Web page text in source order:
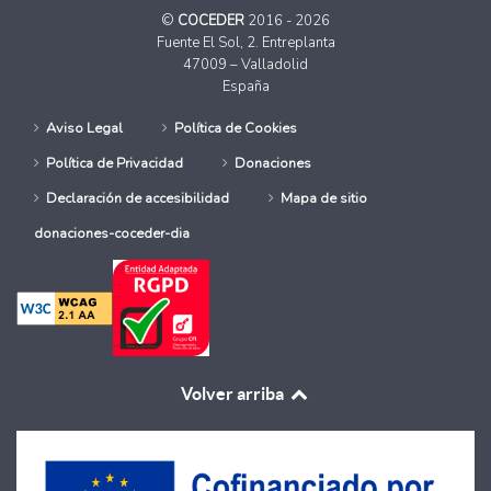
© COCEDER 2016 - 2026
Fuente El Sol, 2. Entreplanta
47009 – Valladolid
España
Aviso Legal
Política de Cookies
Política de Privacidad
Donaciones
Declaración de accesibilidad
Mapa de sitio
donaciones-coceder-dia
Volver arriba